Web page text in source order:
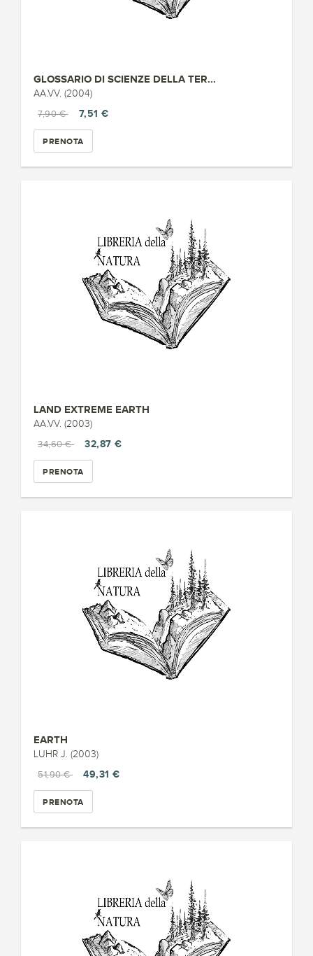
GLOSSARIO DI SCIENZE DELLA TER...
AA.VV. (2004)
7,90 €
7,51 €
PRENOTA
LAND EXTREME EARTH
AA.VV. (2003)
34,60 €
32,87 €
PRENOTA
EARTH
LUHR J. (2003)
51,90 €
49,31 €
PRENOTA